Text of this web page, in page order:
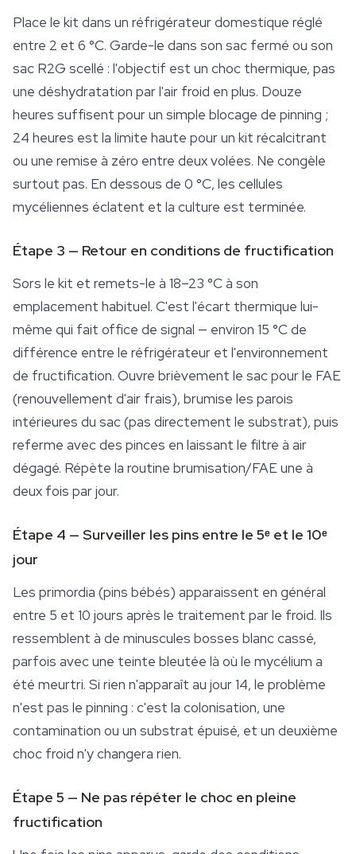
Place le kit dans un réfrigérateur domestique réglé
entre 2 et 6 °C. Garde-le dans son sac fermé ou son
sac R2G scellé : l'objectif est un choc thermique, pas
une déshydratation par l'air froid en plus. Douze
heures suffisent pour un simple blocage de pinning ;
24 heures est la limite haute pour un kit récalcitrant
ou une remise à zéro entre deux volées. Ne congèle
surtout pas. En dessous de 0 °C, les cellules
mycéliennes éclatent et la culture est terminée.
Étape 3 — Retour en conditions de fructification
Sors le kit et remets-le à 18–23 °C à son
emplacement habituel. C'est l'écart thermique lui-
même qui fait office de signal — environ 15 °C de
différence entre le réfrigérateur et l'environnement
de fructification. Ouvre brièvement le sac pour le FAE
(renouvellement d'air frais), brumise les parois
intérieures du sac (pas directement le substrat), puis
referme avec des pinces en laissant le filtre à air
dégagé. Répète la routine brumisation/FAE une à
deux fois par jour.
Étape 4 — Surveiller les pins entre le 5ᵉ et le 10ᵉ
jour
Les primordia (pins bébés) apparaissent en général
entre 5 et 10 jours après le traitement par le froid. Ils
ressemblent à de minuscules bosses blanc cassé,
parfois avec une teinte bleutée là où le mycélium a
été meurtri. Si rien n'apparaît au jour 14, le problème
n'est pas le pinning : c'est la colonisation, une
contamination ou un substrat épuisé, et un deuxième
choc froid n'y changera rien.
Étape 5 — Ne pas répéter le choc en pleine
fructification